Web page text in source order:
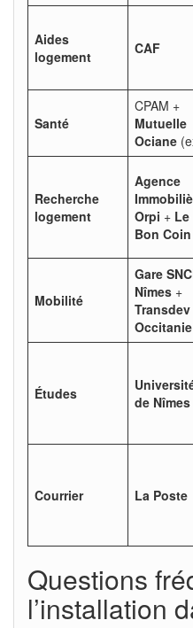
Aides
logement
CAF
Santé
CPAM +
Mutuelle
Ociane
Recherche
logement
Agence
Orpi + Le
Bon Coin
Mobilité
Gare
Nîmes +
Transdev
Occitanie
Études
de Nîmes
Courrier La Poste
Questions
l’installation